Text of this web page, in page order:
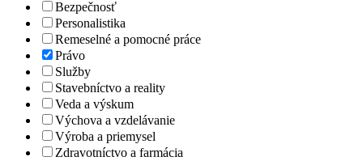
Bezpečnosť
Personalistika
Remeselné a pomocné práce
Právo
Služby
Stavebníctvo a reality
Veda a výskum
Výchova a vzdelávanie
Výroba a priemysel
Zdravotníctvo a farmácia